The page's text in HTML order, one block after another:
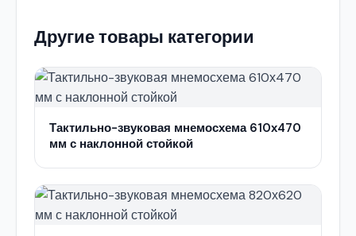
Другие товары категории
Тактильно-звуковая мнемосхема 610х470
мм с наклонной стойкой